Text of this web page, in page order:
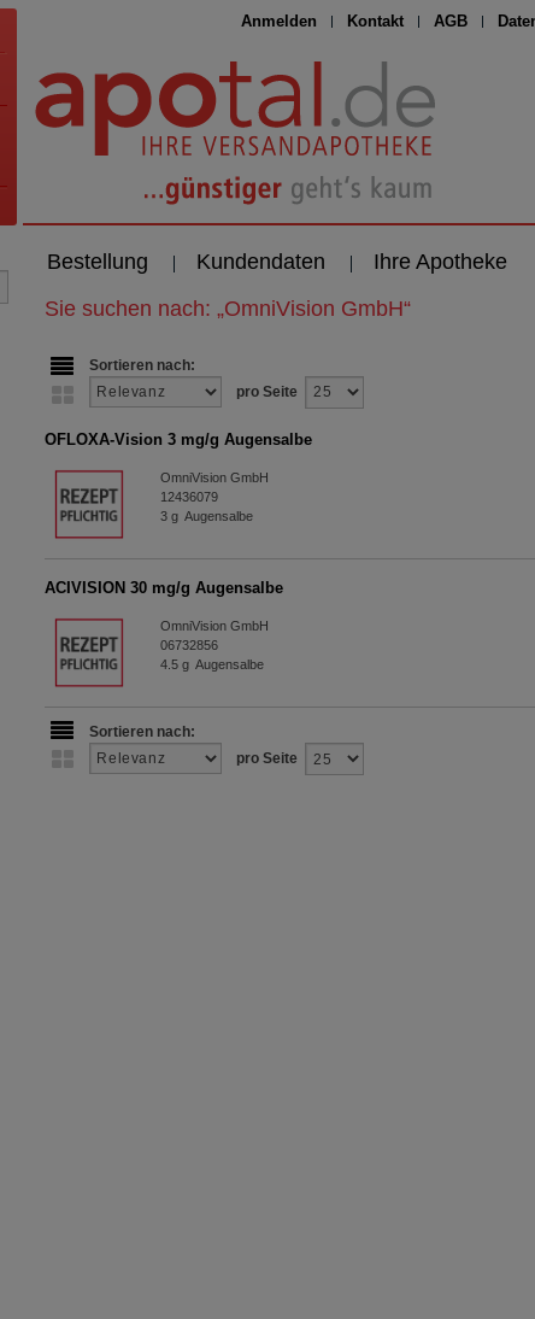
Anmelden Kontakt AGB
Bestellung Kundendaten Ihre Apotheke
Sie suchen nach: „OmniVision GmbH“
Sortieren nach:
pro Seite
OFLOXA-Vision 3 mg/g Augensalbe
OmniVision GmbH
12436079
3g Augensalbe
ACIVISION 30 mg/g Augensalbe
OmniVision GmbH
06732856
4.5g Augensalbe
Sortieren nach:
pro Seite